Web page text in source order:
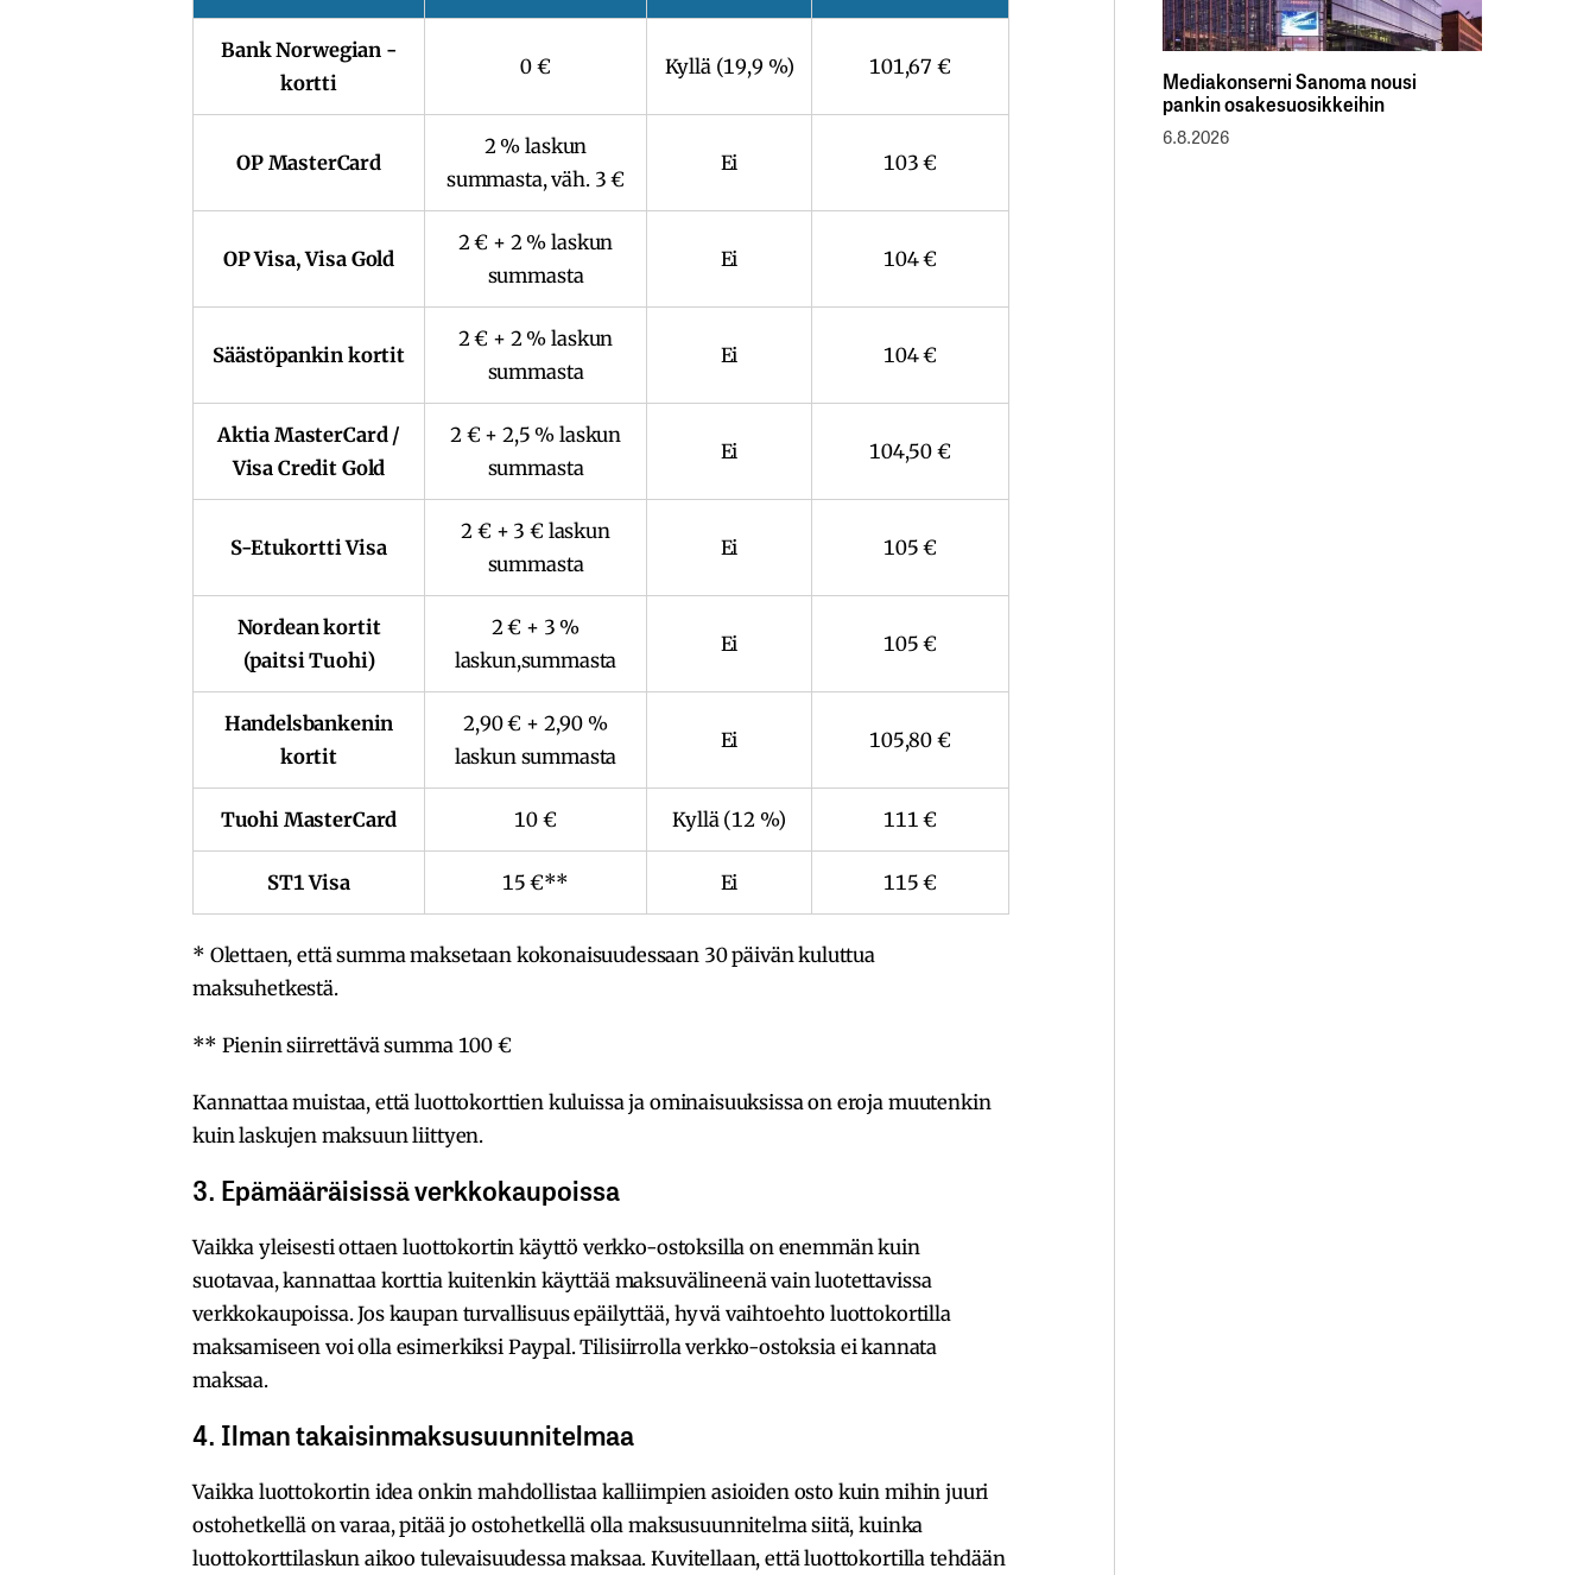
Bank Norwegian -
kortti
0 € Kyllä (19,9 %) 101,67 €
OP MasterCard
2 % laskun
summasta, väh. 3 €
Ei 103 €
OP Visa, Visa Gold
2 € + 2 % laskun
summasta
Ei 104 €
Säästöpankin kortit
2 € + 2 % laskun
summasta
Ei 104 €
Aktia MasterCard /
Visa Credit Gold
2 € + 2,5 % laskun
summasta
Ei 104,50 €
S-Etukortti Visa
2 € + 3 € laskun
summasta
Ei 105 €
Nordean kortit
(paitsi Tuohi)
2 € + 3 %
laskun,summasta
Ei 105 €
Handelsbankenin
kortit
2,90 € + 2,90 %
laskun summasta
Ei 105,80 €
Tuohi MasterCard 10 € Kyllä (12 %) 111 €
ST1 Visa 15 €** Ei 115 €
* Olettaen, että summa maksetaan kokonaisuudessaan 30 päivän kuluttua
maksuhetkestä.
** Pienin siirrettävä summa 100 €
Kannattaa muistaa, että luottokorttien kuluissa ja ominaisuuksissa on eroja muutenkin
kuin laskujen maksuun liittyen.
3. Epämääräisissä verkkokaupoissa
Vaikka yleisesti ottaen luottokortin käyttö verkko-ostoksilla on enemmän kuin
suotavaa, kannattaa korttia kuitenkin käyttää maksuvälineenä vain luotettavissa
verkkokaupoissa. Jos kaupan turvallisuus epäilyttää, hyvä vaihtoehto luottokortilla
maksamiseen voi olla esimerkiksi Paypal. Tilisiirrolla verkko-ostoksia ei kannata
maksaa.
4. Ilman takaisinmaksusuunnitelmaa
Vaikka luottokortin idea onkin mahdollistaa kalliimpien asioiden osto kuin mihin juuri
ostohetkellä on varaa, pitää jo ostohetkellä olla maksusuunnitelma siitä, kuinka
luottokorttilaskun aikoo tulevaisuudessa maksaa. Kuvitellaan, että luottokortilla tehdään
Mediakonserni Sanoma nousi
pankin osakesuosikkeihin
6.8.2026